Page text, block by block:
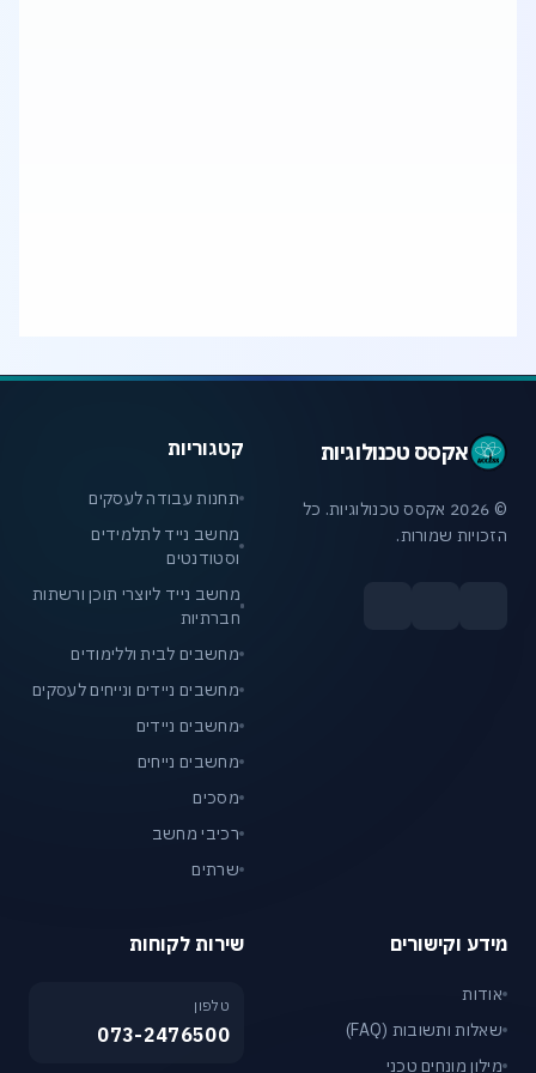
אקסס טכנולוגיות
© 2026 אקסס טכנולוגיות. כל
הזכויות שמורות.
קטגוריות
תחנות עבודה לעסקים
מחשב נייד לתלמידים
וסטודנטים
מחשב נייד ליוצרי תוכן ורשתות
חברתיות
מחשבים לבית וללימודים
מחשבים ניידים ונייחים לעסקים
מחשבים ניידים
מחשבים נייחים
מסכים
רכיבי מחשב
שרתים
מידע וקישורים
אודות
שאלות ותשובות (FAQ)
מילון מונחים טכני
שירות לקוחות
טלפון
073-2476500